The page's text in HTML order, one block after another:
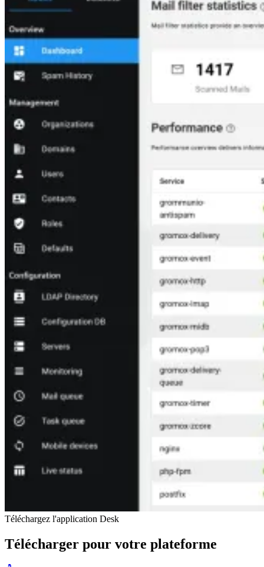
Téléchargez l'application Desk
Télécharger pour votre plateforme